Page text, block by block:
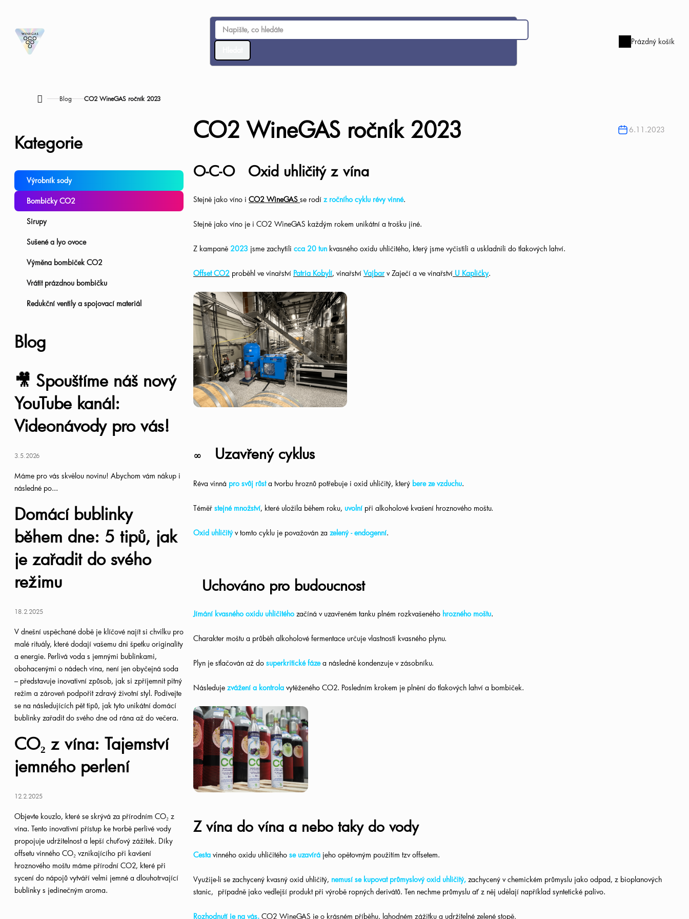
obsah
Nákupní
Prázdný košík
DomůBlog CO2 WineGAS ročník 2023
o
s
t
í
p
a
n
e
l
Přeskočit
kategorie
Kategorie
Výrobník sody
Bombičky CO2
Sirupy
Sušené a lyo ovoce
Výměna bombiček CO2
Vrátit prázdnou bombičku
Redukční ventily a spojovací materiál
Blog
🎥 Spouštíme náš nový
YouTube kanál:
Videonávody pro vás!
3.5.2026
Máme pro vás skvělou novinu! Abychom vám nákup i
následné po...
Domácí bublinky
během dne: 5 tipů, jak
je zařadit do svého
režimu
18.2.2025
V dnešní uspěchané době je klíčové najít si chvilku pro
malé rituály, které dodají vašemu dni špetku originality
a energie. Perlivá voda s jemnými bublinkami,
obohacenými o nádech vína, není jen obyčejná soda
– představuje inovativní způsob, jak si zpříjemnit pitný
režim a zároveň podpořit zdravý životní styl. Podívejte
se na následujících pět tipů, jak tyto unikátní domácí
bublinky zařadit do svého dne od rána až do večera.
CO₂ z vína: Tajemství
jemného perlení
12.2.2025
Objevte kouzlo, které se skrývá za přírodním CO₂ z
vína. Tento inovativní přístup ke tvorbě perlivé vody
propojuje udržitelnost a lepší chuťový zážitek. Díky
offsetu vinného CO₂ vznikajícího při kavšení
hroznového moštu máme přírodní CO2, které při
sycení do nápojů vytváří velmi jemné a dlouhotrvající
bublinky s jedinečným aroma.
CO2 WineGAS ročník 2023 6.11.2023
O-C-O Oxid uhličitý z vína
Stejně jako víno i CO2 WineGAS se rodí z ročního cyklu révy vinné.
Stejně jako víno je i CO2 WineGAS každým rokem unikátní a trošku jiné.
Z kampaně 2023 jsme zachytili cca 20 tun kvasného oxidu uhličitého, který jsme vyčistili a uskladnili do tlakových lahví.
Offset CO2 proběhl ve vinařství Patria Kobylí, vinařství Vajbarv Zaječí a ve vinařství U Kapličky.
∞ Uzavřený cyklus
Réva vinná pro svůj růsta tvorbu hroznů potřebuje i oxid uhličitý, který bere ze vzduchu.
Téměř stejné množství, které uložila během roku, uvolní při alkoholové kvašení hroznového moštu.
Oxid uhličitýv tomto cyklu je považován za zelený - endogenní.
Uchováno pro budoucnost
Jímání kvasného oxidu uhličitého začíná v uzavřeném tanku plném rozkvašeného hrozného moštu.
Charakter moštu a průběh alkoholové fermentace určuje vlastnosti kvasného plynu.
Plyn je stlačován až do superkritické fázea následně kondenzuje v zásobníku.
Následuje zvážení a kontrola vytěženého CO2. Posledním krokem je plnění do tlakových lahví a bombiček.
Z vína do vína a nebo taky do vody
Cesta vinného oxidu uhličitého se uzavírá jeho opětovným použitím tzv offsetem.
Využije-li se zachycený kvasný oxid uhličitý, nemusí se kupovat průmyslový oxid uhličitý, zachycený v chemickém průmyslu jako odpad, z bioplanových
stanic, případně jako vedlejší produkt při výrobě ropných derivátů. Ten nechme průmyslu ať z něj udělají například syntetické palivo.
Rozhodnutí je na vás. CO2 WineGAS je o krásném příběhu, lahodném zážitku a udržitelné zelené stopě.